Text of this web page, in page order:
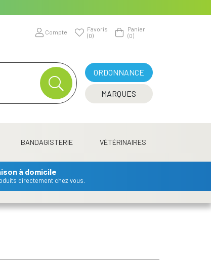
Compte
Favoris
(0)
Panier
(0)
ORDONNANCE
MARQUES
BANDAGISTERIE VÉTÉRINAIRES
à domicile
directement chez vous.